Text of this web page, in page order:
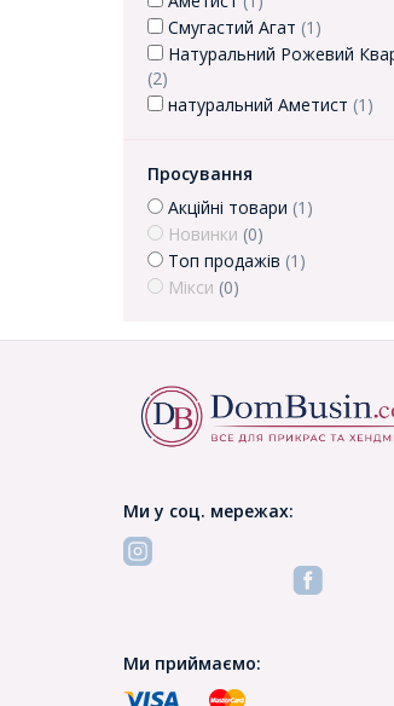
Смугастий Агат (1)
Натуральний Рожевий
(2)
натуральний Аметист (1)
Просування
Акційні товари (1)
Новинки (0)
Топ продажів (1)
Мікси (0)
Ми у соц. мережах:
Ми приймаємо: